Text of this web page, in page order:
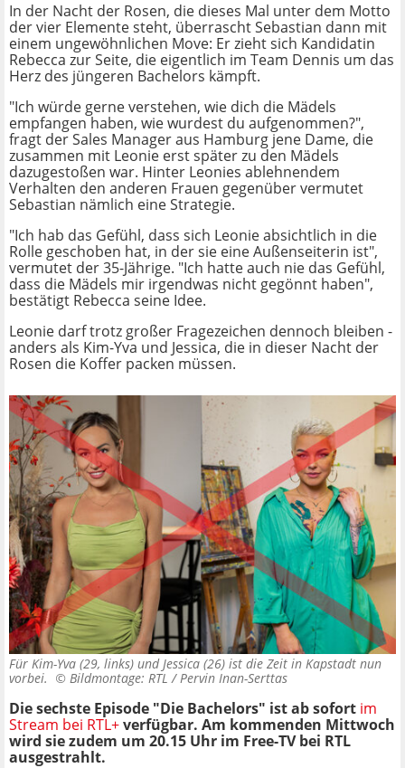
In der Nacht der Rosen, die dieses Mal unter dem Motto
der vier Elemente steht, überrascht Sebastian dann mit
einem ungewöhnlichen Move: Er zieht sich Kandidatin
Rebecca zur Seite, die eigentlich im Team Dennis um das
Herz des jüngeren Bachelors kämpft.
"Ich würde gerne verstehen, wie dich die Mädels
empfangen haben, wie wurdest du aufgenommen?",
fragt der Sales Manager aus Hamburg jene Dame, die
zusammen mit Leonie erst später zu den Mädels
dazugestoßen war. Hinter Leonies ablehnendem
Verhalten den anderen Frauen gegenüber vermutet
Sebastian nämlich eine Strategie.
"Ich hab das Gefühl, dass sich Leonie absichtlich in die
Rolle geschoben hat, in der sie eine Außenseiterin ist",
vermutet der 35-Jährige. "Ich hatte auch nie das Gefühl,
dass die Mädels mir irgendwas nicht gegönnt haben",
bestätigt Rebecca seine Idee.
Leonie darf trotz großer Fragezeichen dennoch bleiben -
anders als Kim-Yva und Jessica, die in dieser Nacht der
Rosen die Koffer packen müssen.
Für Kim-Yva (29, links) und Jessica (26) ist die Zeit in Kapstadt nun
vorbei. © Bildmontage: RTL / Pervin Inan-Serttas
Die sechste Episode "Die Bachelors" ist ab sofort im
Stream bei RTL+verfügbar. Am kommenden Mittwoch
wird sie zudem um 20.15 Uhr im Free-TV bei RTL
ausgestrahlt.